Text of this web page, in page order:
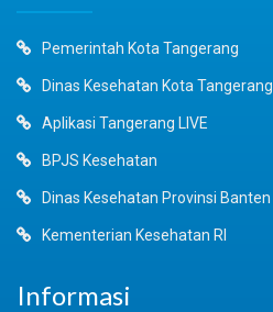
Pemerintah Kota Tangerang
Dinas Kesehatan Kota Tangerang
Aplikasi Tangerang LIVE
BPJS Kesehatan
Dinas Kesehatan Provinsi Banten
Kementerian Kesehatan RI
Informasi